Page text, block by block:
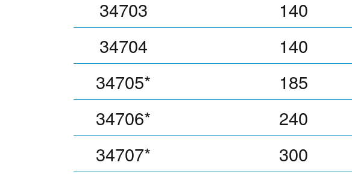
34703 140
34704
140
34705*
185
34706*
240
34707*
300